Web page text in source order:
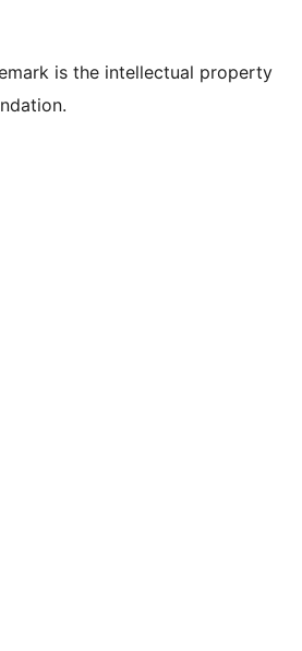
is the intellectual property